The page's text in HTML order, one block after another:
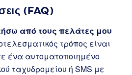
(FAQ)
από τους πελάτες μου
τρόπος είναι
ένα αυτοματοποιημένο
ταχυδρομείου ή SMS με